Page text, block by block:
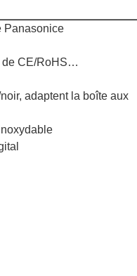
Panasonice
de CE/RoHS…
adaptent la boîte aux